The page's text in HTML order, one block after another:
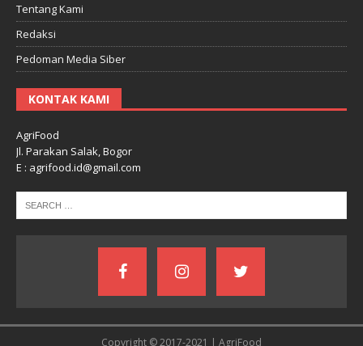
Tentang Kami
Redaksi
Pedoman Media Siber
KONTAK KAMI
AgriFood
Jl. Parakan Salak, Bogor
E : agrifood.id@gmail.com
Copyright © 2017-2021 | AgriFood